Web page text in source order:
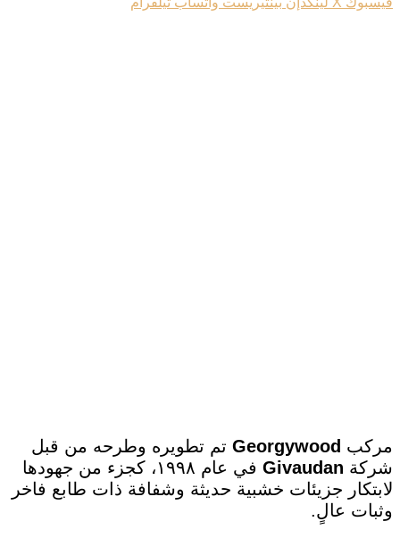
مركب Georgywood تم تطويره وطرحه من قبل
شركة Givaudan
في عام ١٩٩٨، كجزء من جهودها
لابتكار جزيئات خشبية حديثة وشفافة ذات طابع فاخر
وثبات عالٍ.